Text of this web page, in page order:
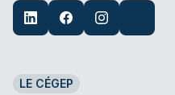
LE CÉGEP